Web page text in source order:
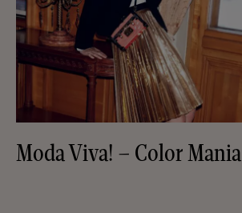
Moda Viva! – Color Mania